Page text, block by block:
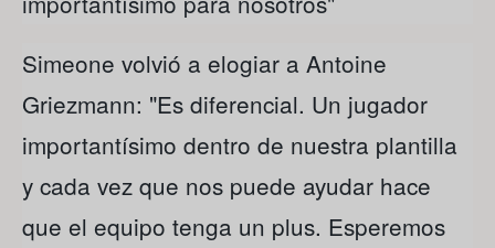
Simeone volvió a elogiar a Antoine
Griezmann: "Es diferencial. Un jugador
importantísimo dentro de nuestra plantilla
y cada vez que nos puede ayudar hace
que el equipo tenga un plus. Esperemos